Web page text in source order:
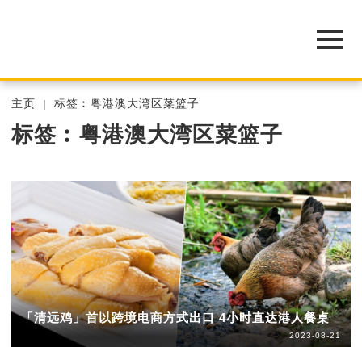
主页 标签︰粤港澳大湾区菜篮子
标签︰粤港澳大湾区菜篮子
「清远鸡」首以跨境电商方式出口 4小时直达港人餐桌
2023-08-21